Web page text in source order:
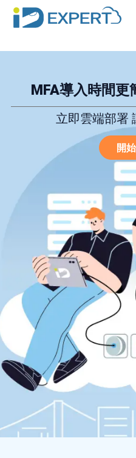
MFA導入時間更
立即雲端部署
開